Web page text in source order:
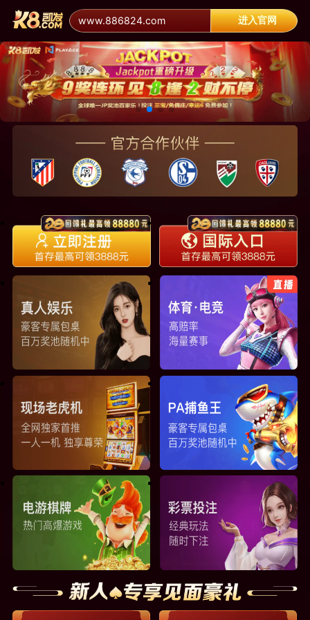
www.886824.com 进入官网